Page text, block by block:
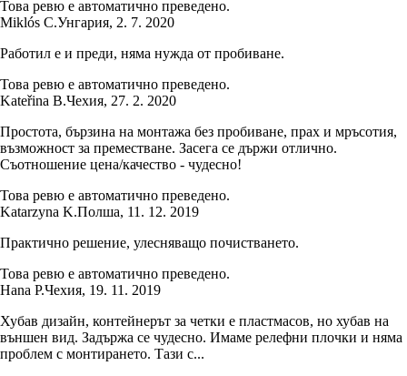
Това ревю е автоматично преведено.
Miklós C.Унгария, 2. 7. 2020
Работил е и преди, няма нужда от пробиване.
Това ревю е автоматично преведено.
Kateřina B.Чехия, 27. 2. 2020
Простота, бързина на монтажа без пробиване, прах и мръсотия,
възможност за преместване. Засега се държи отлично.
Съотношение цена/качество - чудесно!
Това ревю е автоматично преведено.
Katarzyna K.Полша, 11. 12. 2019
Практично решение, улесняващо почистването.
Това ревю е автоматично преведено.
Hana P.Чехия, 19. 11. 2019
Хубав дизайн, контейнерът за четки е пластмасов, но хубав на
външен вид. Задържа се чудесно. Имаме релефни плочки и няма
проблем с монтирането. Тази с...